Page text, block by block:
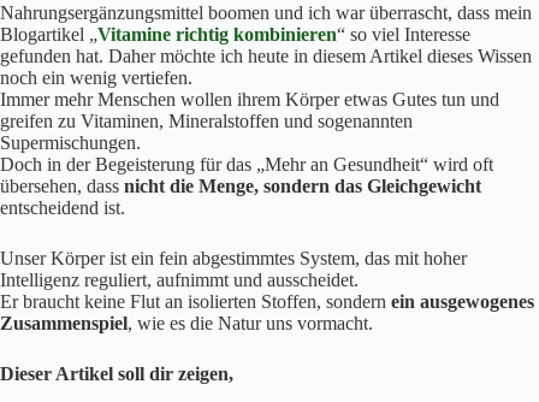
Nahrungsergänzungsmittel boomen und ich war überrascht, dass mein
Blogartikel „Vitamine richtig kombinieren“ so viel Interesse
gefunden hat. Daher möchte ich heute in diesem Artikel dieses Wissen
noch ein wenig vertiefen.
Immer mehr Menschen wollen ihrem Körper etwas Gutes tun und
greifen zu Vitaminen, Mineralstoffen und sogenannten
Supermischungen.
Doch in der Begeisterung für das „Mehr an Gesundheit“ wird oft
übersehen, dass nicht die Menge, sondern das Gleichgewicht
entscheidend ist.
Unser Körper ist ein fein abgestimmtes System, das mit hoher
Intelligenz reguliert, aufnimmt und ausscheidet.
Er braucht keine Flut an isolierten Stoffen, sondern ein ausgewogenes
Zusammenspiel, wie es die Natur uns vormacht.
Dieser Artikel soll dir zeigen,